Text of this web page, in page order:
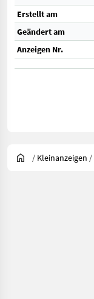
Erstellt am
Geändert am
Anzeigen Nr.
/ Kleinanzeigen /